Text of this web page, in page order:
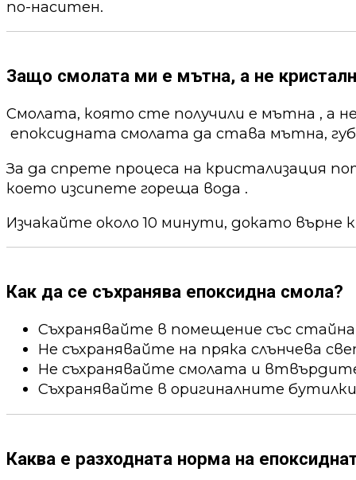
по-наситен.
Защо смолата ми е мътна, а не
Смолата, която сте получили е мътна , а
епоксидната смолата да става мътна,
За да спрете процеса на кристализация
което изсипете гореща вода .
Изчакайте около 10 минути, докато върне
Как да се съхранява епоксидна смола?
Съхранявайте в помещение със
Не съхранявайте на пряка слънчева
Не съхранявайте смолата и
Съхранявайте в оригиналните
Каква е разходната норма на